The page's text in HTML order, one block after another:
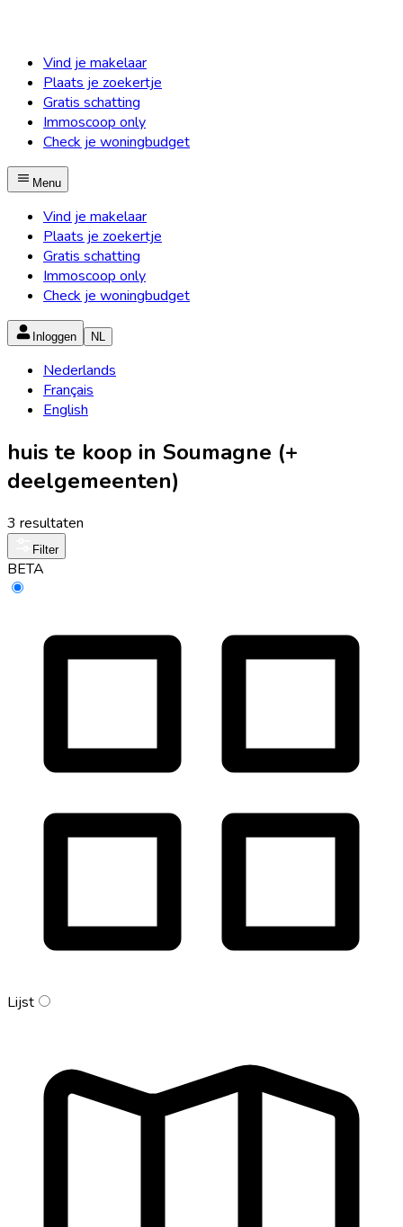
Vind je makelaar
Plaats je zoekertje
Gratis schatting
Immoscoop only
Check je woningbudget
Menu
Vind je makelaar
Plaats je zoekertje
Gratis schatting
Immoscoop only
Check je woningbudget
Inloggen NL
Nederlands
Français
English
huis te koop in Soumagne (+
deelgemeenten)
3 resultaten
Filter
BETA
Lijst